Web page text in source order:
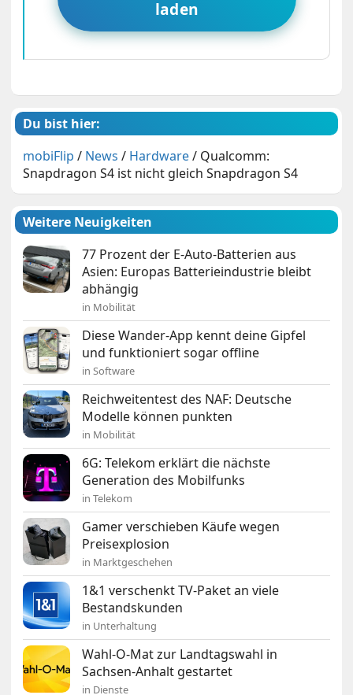
laden
Du bist hier:
mobiFlip / News / Hardware/ Qualcomm:
Snapdragon S4 ist nicht gleich Snapdragon S4
Weitere Neuigkeiten
77 Prozent der E-Auto-Batterien aus
Asien: Europas Batterieindustrie bleibt
abhängig
in Mobilität
Diese Wander-App kennt deine Gipfel
und funktioniert sogar offline
in Software
Reichweitentest des NAF: Deutsche
Modelle können punkten
in Mobilität
6G: Telekom erklärt die nächste
Generation des Mobilfunks
in Telekom
Gamer verschieben Käufe wegen
Preisexplosion
in Marktgeschehen
1&1 verschenkt TV-Paket an viele
Bestandskunden
in Unterhaltung
Wahl-O-Mat zur Landtagswahl in
Sachsen-Anhalt gestartet
in Dienste